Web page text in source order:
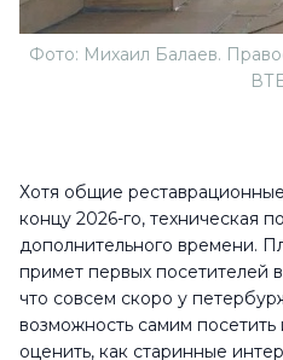
Фото: Михаил Балаев.
Хотя общие
концу 2026-го, техническая
дополнительного времени.
примет первых посетителей
что совсем скоро у
возможность самим
оценить, как старинные